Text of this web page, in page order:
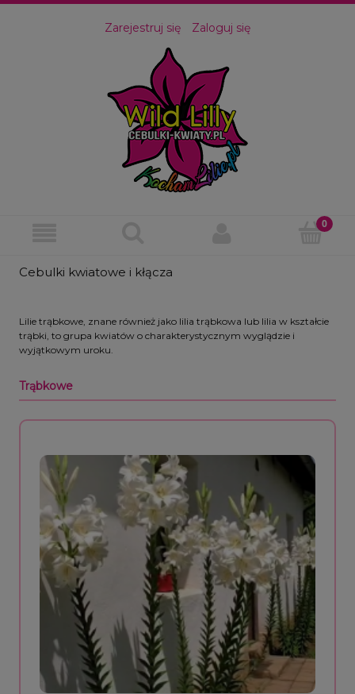
Zarejestruj się Zaloguj się
Cebulki kwiatowe i kłącza
Lilie trąbkowe, znane również jako lilia trąbkowa lub lilia w kształcie
trąbki, to grupa kwiatów o charakterystycznym wyglądzie i
wyjątkowym uroku.
Trąbkowe